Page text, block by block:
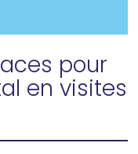
pour
en visites